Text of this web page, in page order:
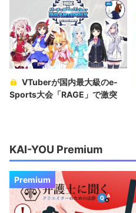
VTuberが国内最大級のe-
Sports大会「RAGE」で激突
KAI-YOU Premium
Premium